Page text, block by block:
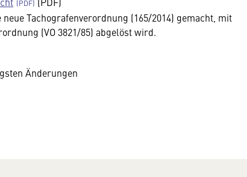
Tachografenverordnung (165/2014) gemacht, mit
(VO 3821/85) abgelöst wird.
Änderungen